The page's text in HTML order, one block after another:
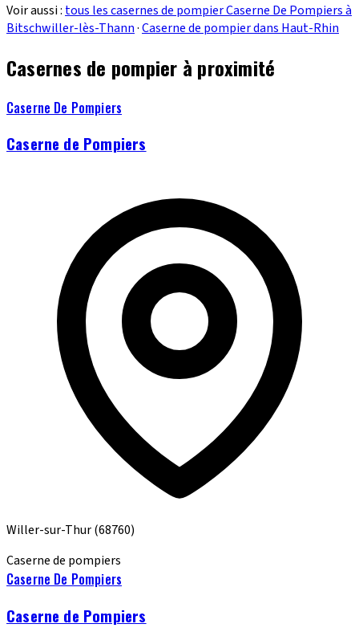
Voir aussi : tous les casernes de pompier Caserne De Pompiers à
Bitschwiller-lès-Thann·Caserne de pompier dans Haut-Rhin
Casernes de pompier à proximité
Caserne De Pompiers
Caserne de Pompiers
Willer-sur-Thur(68760)
Caserne de pompiers
Caserne De Pompiers
Caserne de Pompiers